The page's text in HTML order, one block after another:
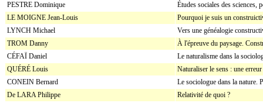
PESTRE Dominique
Études sociales des sciences,
LE MOIGNE Jean-Louis
Pourquoi je suis un
LYNCH Michael
Vers une généalogie
TROM Danny
À l'épreuve du paysage.
CÉFAÏ Daniel
Le naturalisme dans la
QUÉRÉ Louis
Naturaliser le sens : une erreur
CONEIN Bernard
Le sociologue dans la nature.
De LARA Philippe
Relativité de quoi ?